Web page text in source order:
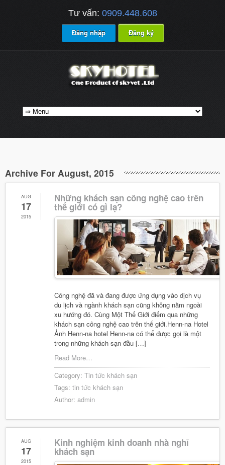
Tư vấn: 0909.448.608
Đăng nhập Đăng ký
Archive For August, 2015
AUG
17
2015
Những khách sạn công nghệ cao trên
thế giới có gì lạ?
Công nghệ đã và đang được ứng dụng vào dịch vụ
du lịch và ngành khách sạn cũng không nằm ngoài
xu hướng đó. Cùng Một Thế Giới điểm qua những
khách sạn công nghệ cao trên thế giới.Henn-na Hotel
Ảnh Henn-na hotel Henn-na có thể được gọi là một
trong những khách sạn đầu […]
Read More…
Category:Tin tức khách sạn
Tags:tin tức khách sạn
Author:admin
AUG
17
2015
Kinh nghiệm kinh doanh nhà nghỉ
khách sạn